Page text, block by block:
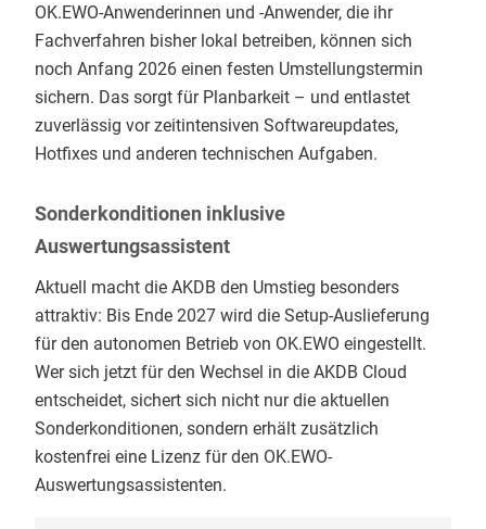
OK.EWO-Anwenderinnen und -Anwender, die ihr
Fachverfahren bisher lokal betreiben, können sich
noch Anfang 2026 einen festen Umstellungstermin
sichern. Das sorgt für Planbarkeit – und entlastet
zuverlässig vor zeitintensiven Softwareupdates,
Hotfixes und anderen technischen Aufgaben.
Sonderkonditionen inklusive
Auswertungsassistent
Aktuell macht die AKDB den Umstieg besonders
attraktiv: Bis Ende 2027 wird die Setup-Auslieferung
für den autonomen Betrieb von OK.EWO eingestellt.
Wer sich jetzt für den Wechsel in die AKDB Cloud
entscheidet, sichert sich nicht nur die aktuellen
Sonderkonditionen, sondern erhält zusätzlich
kostenfrei eine Lizenz für den OK.EWO-
Auswertungsassistenten.